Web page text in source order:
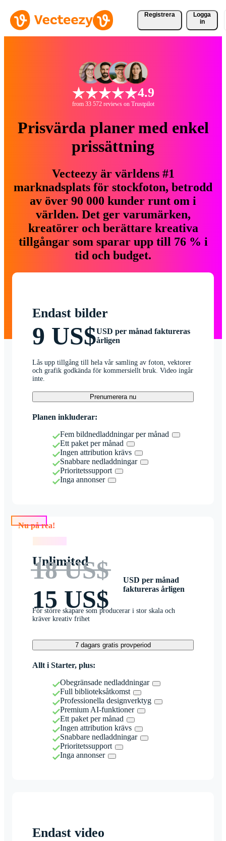
Registrera
Logga
in
4.9
from 33 572 reviews on Trustpilot
Prisvärda planer med enkel
prissättning
Vecteezy är världens #1
marknadsplats för stockfoton, betrodd
av över 90 000 kunder runt om i
världen. Det ger varumärken,
kreatörer och berättare kreativa
tillgångar som sparar upp till 76 % i
tid och budget.
Endast bilder
9 US$USD per månad faktureras
årligen
Lås upp tillgång till hela vår samling av foton, vektorer
och grafik godkända för kommersiellt bruk. Video ingår
inte.
Prenumerera nu
Planen inkluderar:
Fem bildnedladdningar per månad
Ett paket per månad
Ingen attribution krävs
Snabbare nedladdningar
Prioritetssupport
Inga annonser
Nu på rea!
Unlimited
18 US$
15 US$
USD per månad
faktureras årligen
För större skapare som producerar i stor skala och
kräver kreativ frihet
7 dagars gratis provperiod
Allt i Starter, plus:
Obegränsade nedladdningar
Full biblioteksåtkomst
Professionella designverktyg
Premium AI-funktioner
Ett paket per månad
Ingen attribution krävs
Snabbare nedladdningar
Prioritetssupport
Inga annonser
Endast video